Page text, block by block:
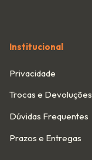
Institucional
Privacidade
Trocas e Devoluções
Dúvidas Frequentes
Prazos e Entregas